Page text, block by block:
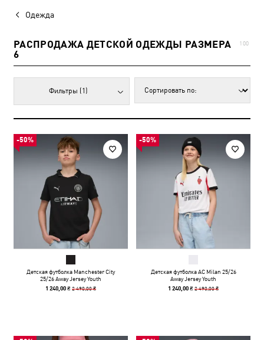
Одежда
РАСПРОДАЖА ДЕТСКОЙ ОДЕЖДЫ РАЗМЕРА
6
100
Фильтры (1)
-50%
Детская футболка Manchester City
25/26 Away Jersey Youth
1 240,00 ₴2 490,00 ₴
-50%
Детская футболка AC Milan 25/26
Away Jersey Youth
1 240,00 ₴2 490,00 ₴